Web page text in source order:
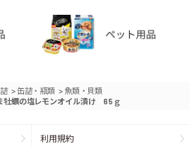
>缶詰・瓶類 > 魚類・貝類
牡蠣の塩レモンオイル漬け 65ｇ
利用規約